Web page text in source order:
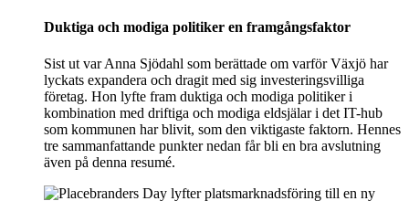
Duktiga och modiga politiker en framgångsfaktor
Sist ut var Anna Sjödahl som berättade om varför Växjö har
lyckats expandera och dragit med sig investeringsvilliga
företag. Hon lyfte fram duktiga och modiga politiker i
kombination med driftiga och modiga eldsjälar i det IT-hub
som kommunen har blivit, som den viktigaste faktorn. Hennes
tre sammanfattande punkter nedan får bli en bra avslutning
även på denna resumé.